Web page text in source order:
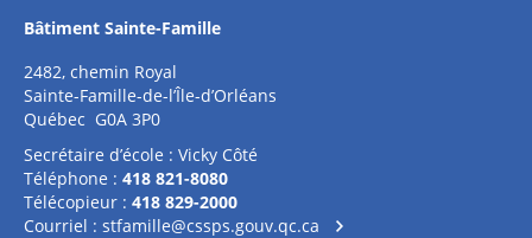
Bâtiment Sainte-Famille
2482, chemin Royal
Sainte-Famille-de-l’Île-d’Orléans
Québec G0A 3P0
Secrétaire d’école : Vicky Côté
Téléphone : 418 821-8080
Télécopieur : 418 829-2000
Courriel : stfamille@cssps.gouv.qc.ca